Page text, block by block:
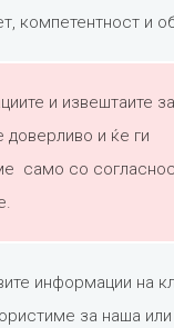
компетентност и
и извештаите
доверливо и ќе ги
само со
информации на
за наша